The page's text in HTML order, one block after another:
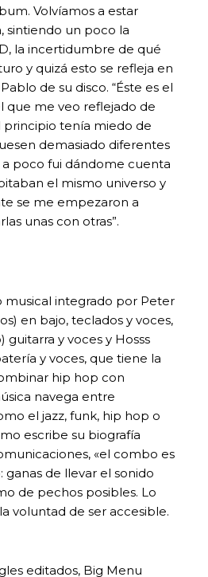
Volvíamos a estar
sintiendo un poco la
la incertidumbre de qué
y quizá esto se refleja en
de su disco. “Éste es el
que me veo reflejado de
principio tenía miedo de
demasiado diferentes
poco fui dándome cuenta
el mismo universo y
se me empezaron a
unas con otras”.
musical integrado por Peter
en bajo, teclados y voces,
guitarra y voces y Hosss
y voces, que tiene la
hip hop con
navega entre
el jazz, funk, hip hop o
escribe su biografía
«el combo es
ganas de llevar el sonido
de pechos posibles. Lo
voluntad de ser accesible.
editados, Big Menu